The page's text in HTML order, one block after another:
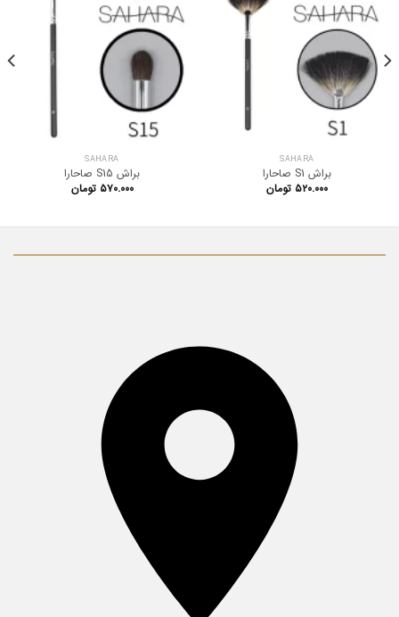
SAHARA
براش S1 صاحارا
۵۲۰.۰۰۰ تومان
SAHARA
براش S15 صاحارا
۵۷۰.۰۰۰ تومان